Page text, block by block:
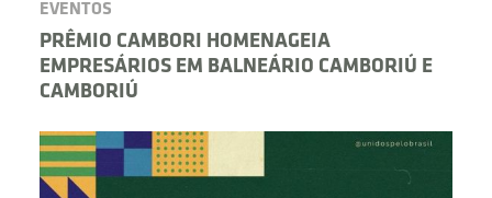
EVENTOS
PRÊMIO CAMBORI HOMENAGEIA
EMPRESÁRIOS EM BALNEÁRIO CAMBORIÚ E
CAMBORIÚ